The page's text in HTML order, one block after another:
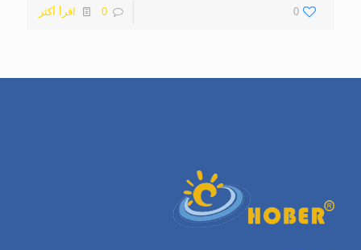
0
0 اقرأ أكثر